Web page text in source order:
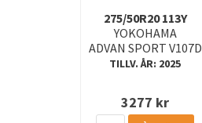
275/50R20 113Y
YOKOHAMA
ADVAN SPORT V107D
TILLV. ÅR: 2025
3277 kr